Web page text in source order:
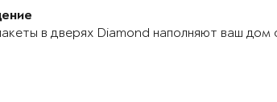
в дверях Diamond наполняют ваш